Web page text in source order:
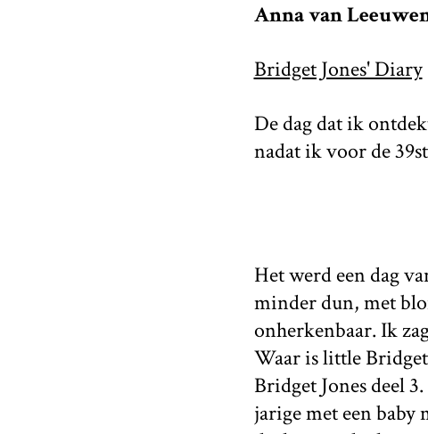
Anna van
Bridget Jones' Diary
De dag dat ik
nadat ik voor de
Het werd een dag
minder dun, met
onherkenbaar. Ik
Waar is little
Bridget Jones deel
jarige met een baby